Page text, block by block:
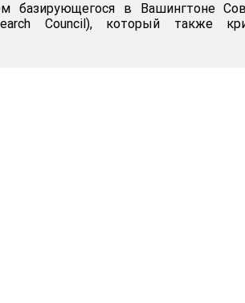
базирующегося в Вашингтоне
Council), который также